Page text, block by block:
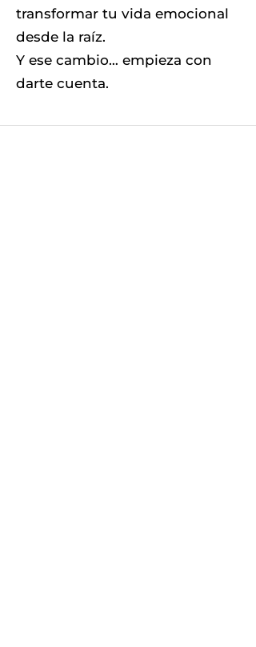
transformar tu vida emocional
desde la raíz.
Y ese cambio… empieza con
darte cuenta.